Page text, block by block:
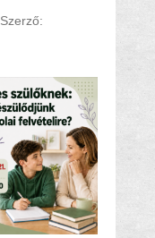
Szerző: